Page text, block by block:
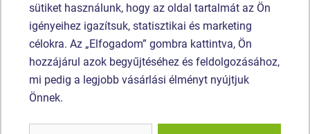
sérülés veszélye). Az emelvények HPL készülnek
(Nagynyomású laminátum készülnek csúszásgátlóval,
melyet nagyfokú színállandóság, karcolásokkal szembeni
ellenálló képesség és vízállóság). A tető HPL
(Nagynyomású laminátum készül, melyet nagyfokú
színállandóság, karcolásokkal szembeni ellenálló
sütiket használunk, hogy az oldal tartalmát az Ön
igényeihez igazítsuk, statisztikai és marketing
célokra. Az „Elfogadom” gombra kattintva, Ön
hozzájárul azok begyűjtéséhez és feldolgozásához,
mi pedig a legjobb vásárlási élményt nyújtjuk
Önnek.